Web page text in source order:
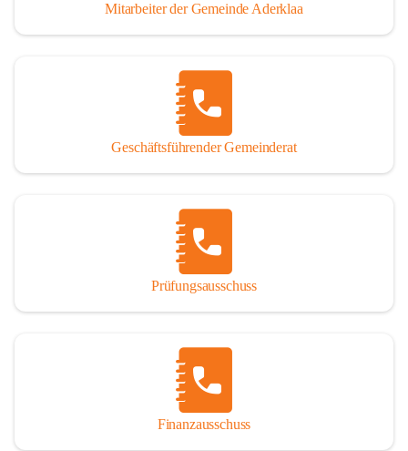
Mitarbeiter der Gemeinde Aderklaa
Geschäftsführender Gemeinderat
Prüfungsausschuss
Finanzausschuss